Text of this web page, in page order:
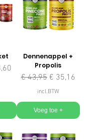
Dennenappel +
Propolis
Normale prijs
€ 43,95 Verkoopprijs
€ 35,16
incl.BTW
Voeg toe +